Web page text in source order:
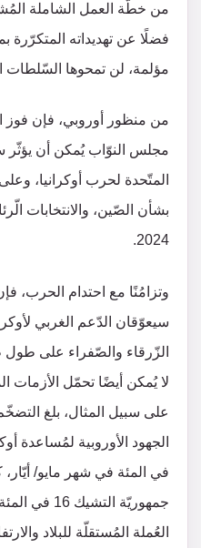
من خطّة العمل الشاملة
فضلًا عن تهديداته المتكرّرة
مؤلمة، لن تمحوها السّلطات
من منظور أوروبي، فإن فوز
مجلس النوّاب يُمكن أن يؤثّر
المتّحدة لحرب أوكرانيا،
بشأن الصّين، والانتخابات
2024.
وتزامُنًا مع احتدام الحرب،
سيعوّقان الدّعم الغربي
الزّرقاء والصّفراء على طول
لا يُمكن أيضًا تحمّل الأزمات
على سبيل المثال، بلغ
في المئة في شهر مايو/
جمهوريّة
العُملة المُستقلّة للبلاد